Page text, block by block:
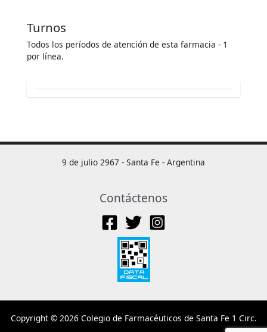
Turnos
Todos los períodos de atención de esta farmacia - 1
por línea.
9 de julio 2967 - Santa Fe - Argentina
Contáctenos
Copyright © 2026 Colegio de Farmacéuticos de Santa Fe 1 Circ.